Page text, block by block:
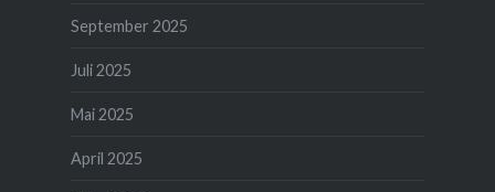
September 2025
Juli 2025
Mai 2025
April 2025